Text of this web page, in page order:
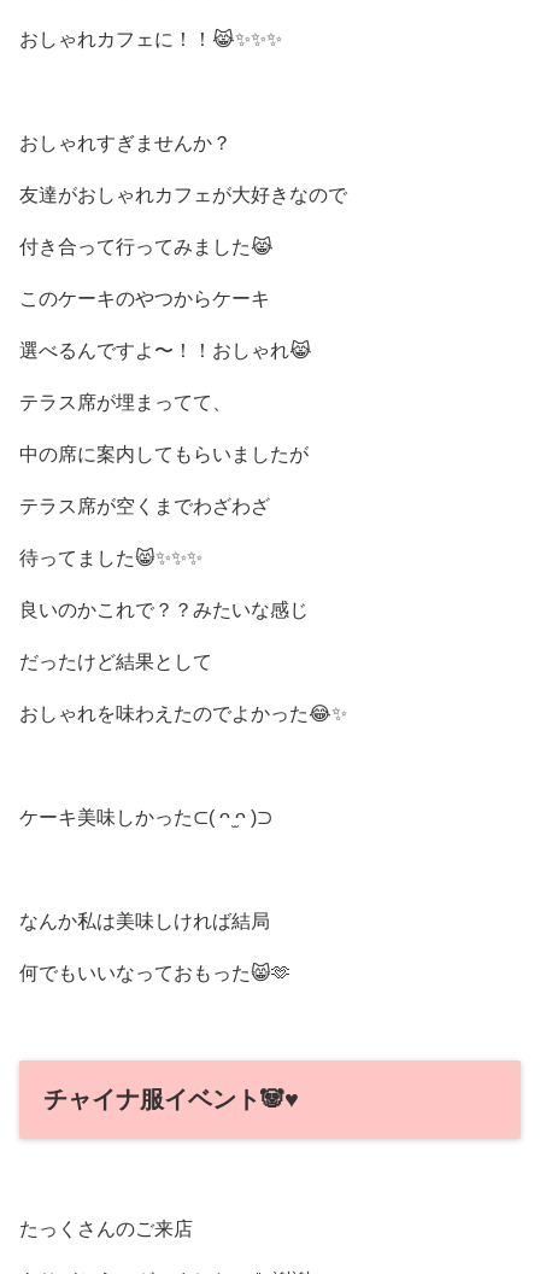
おしゃれカフェに！！😹✨✨✨
おしゃれすぎませんか？
友達がおしゃれカフェが大好きなので
付き合って行ってみました😹
このケーキのやつからケーキ
選べるんですよ〜！！おしゃれ😹
テラス席が埋まってて、
中の席に案内してもらいましたが
テラス席が空くまでわざわざ
待ってました😸✨✨✨
良いのかこれで？？みたいな感じ
だったけど結果として
おしゃれを味わえたのでよかった😂✨
ケーキ美味しかった⊂( ᴖ ̫ᴖ )⊃
なんか私は美味しければ結局
何でもいいなっておもった😸🫶
チャイナ服イベント🐼♥️
たっくさんのご来店